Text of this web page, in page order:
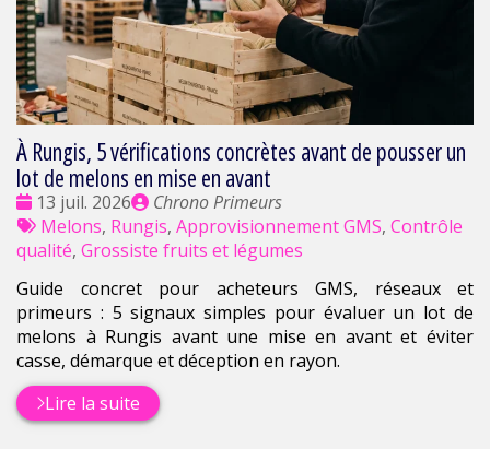
À Rungis, 5 vérifications concrètes avant de pousser un
lot de melons en mise en avant
Date
:
13 juil. 2026
Publié
par
Chrono Primeurs
Tags
:
Melons, Rungis, Approvisionnement GMS, Contrôle
qualité, Grossiste fruits et légumes
Guide concret pour acheteurs GMS, réseaux et
primeurs : 5 signaux simples pour évaluer un lot de
melons à Rungis avant une mise en avant et éviter
casse, démarque et déception en rayon.
Lire la suite